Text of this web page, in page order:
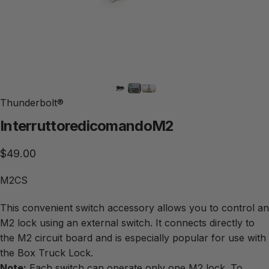
Thunderbolt®
InterruttoredicomandoM2
$49.00
M2CS
This convenient switch accessory allows you to control an
M2 lock using an external switch. It connects directly to
the M2 circuit board and is especially popular for use with
the Box Truck Lock.